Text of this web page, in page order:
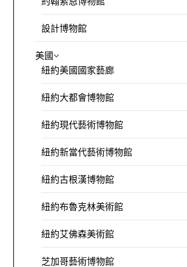
設計博物館
美國
紐約美國國家藝廊
紐約大都會博物館
紐約現代藝術博物館
紐約新當代藝術博物館
紐約古根漢博物館
紐約布魯克林美術館
紐約艾佛森美術館
芝加哥藝術博物館